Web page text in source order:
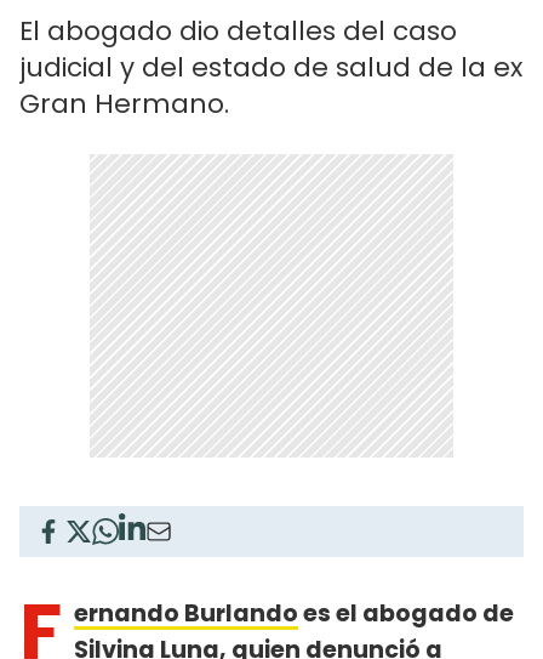
El abogado dio detalles del caso
judicial y del estado de salud de la ex
Gran Hermano.
F ernando Burlandoes el abogado de
Silvina Luna, quien denunció a